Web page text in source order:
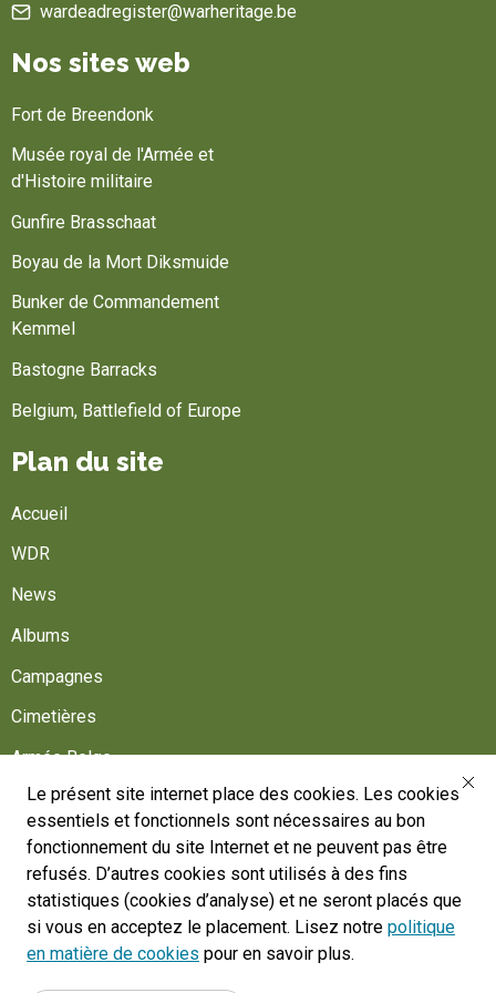
Le présent site internet place des cookies. Les cookies
essentiels et fonctionnels sont nécessaires au bon
fonctionnement du site Internet et ne peuvent pas être
refusés. D’autres cookies sont utilisés à des fins
statistiques (cookies d’analyse) et ne seront placés que
si vous en acceptez le placement. Lisez notre politique
en matière de cookies pour en savoir plus.
wardeadregister@warheritage.be
Nos sites web
Fort de Breendonk
Musée royal de l'Armée et
d'Histoire militaire
Gunfire Brasschaat
Boyau de la Mort Diksmuide
Bunker de Commandement
Kemmel
Bastogne Barracks
Belgium, Battlefield of Europe
Plan du site
Accueil
WDR
News
Albums
Campagnes
Cimetières
Armée Belge
Aidez-nous
Suivez-nous
War Heritage Institute
Belgium, Battlefield of Europe